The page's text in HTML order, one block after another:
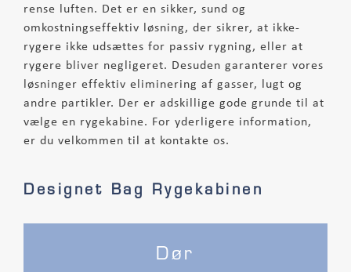
rense luften. Det er en sikker, sund og
omkostningseffektiv løsning, der sikrer, at ikke-
rygere ikke udsættes for passiv rygning, eller at
rygere bliver negligeret. Desuden garanterer vores
løsninger effektiv eliminering af gasser, lugt og
andre partikler. Der er adskillige gode grunde til at
vælge en rygekabine. For yderligere information,
er du velkommen til at kontakte os.
Designet Bag Rygekabinen
Dør